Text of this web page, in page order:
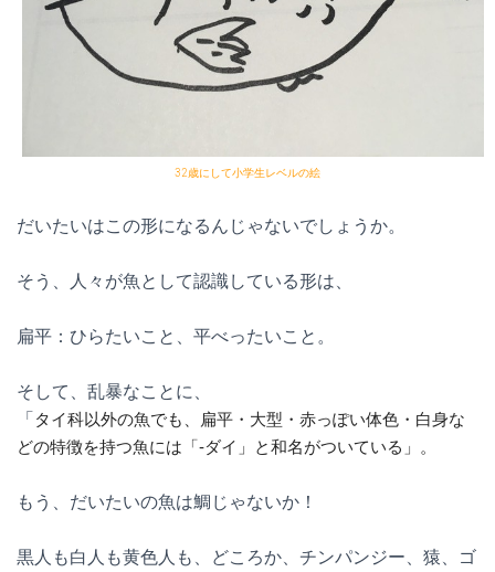
32歳にして小学生レベルの絵
だいたいはこの形になるんじゃないでしょうか。
そう、人々が魚として認識している形は、
扁平：ひらたいこと、平べったいこと。
そして、乱暴なことに、
「タイ科以外の魚でも、
扁平・大型・赤っぽい体色・白身な
どの特徴を持つ魚には「-ダイ」と和名がついている」。
もう、だいたいの魚は鯛じゃないか！
黒人も白人も黄色人も、どころか、チンパンジー、猿、ゴ